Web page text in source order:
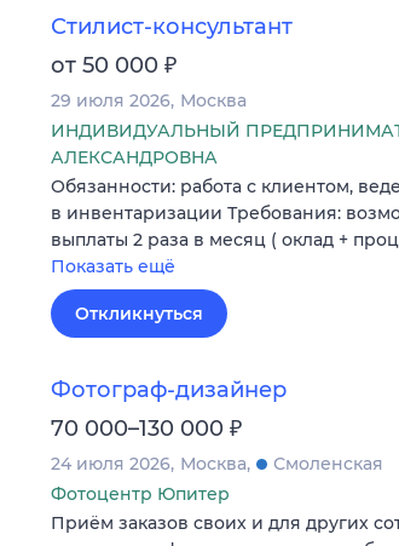
Стилист-консультант
от 50 000 ₽
29 июля 2026 Москва
ИНДИВИДУАЛЬНЫЙ
АЛЕКСАНДРОВНА
Обязанности: работа с клиентом,
в инвентаризации Требования:
выплаты 2 раза в месяц ( оклад +
Показать ещё
Откликнуться
Фотограф-дизайнер
70 000–130 000 ₽
24 июля 2026 Москва
Смоленская
Фотоцентр Юпитер
Приём заказов своих и для других